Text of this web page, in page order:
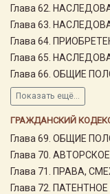
Глава 62.
Глава 63.
Глава 64.
Глава 65.
Глава 66. ОБЩИЕ
Показать ещё...
ГРАЖДАНСКИЙ
Глава 69. ОБЩИЕ
Глава 70.
Глава 71. ПРАВА,
Глава 72.